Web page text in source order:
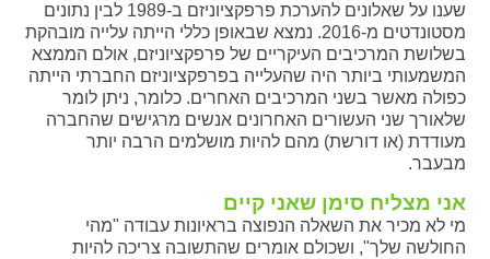
שענו על שאלונים להערכת פרפקציוניזם ב-1989 לבין נתונים
מסטונדטים מ-2016. נמצא שבאופן כללי הייתה עלייה מובהקת
בשלושת המרכיבים העיקריים של פרפקציוניזם, אולם הממצא
המשמעותי ביותר היה שהעלייה בפרפקציוניזם החברתי הייתה
כפולה מאשר בשני המרכיבים האחרים. כלומר, ניתן לומר
שלאורך שני העשורים האחרונים אנשים מרגישים שהחברה
מעודדת (או דורשת) מהם להיות מושלמים הרבה יותר
מבעבר.
אני מצליח סימן שאני קיים
מי לא מכיר את השאלה הנפוצה בראיונות עבודה "מהי
החולשה שלך", ושכולם אומרים שהתשובה צריכה להיות